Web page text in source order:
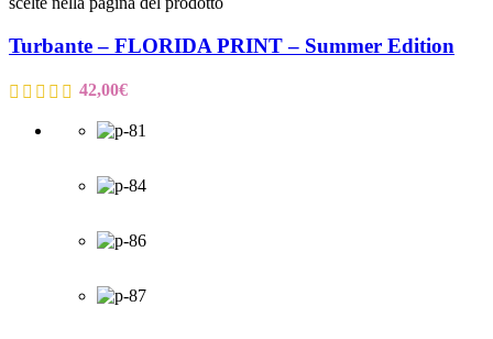
Turbante – FLORIDA PRINT – Summer Edition
42,00€